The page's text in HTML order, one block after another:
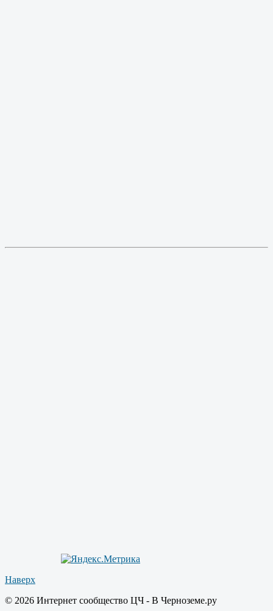
Наверх
© 2026 Интернет сообщество ЦЧ - В Черноземе.ру